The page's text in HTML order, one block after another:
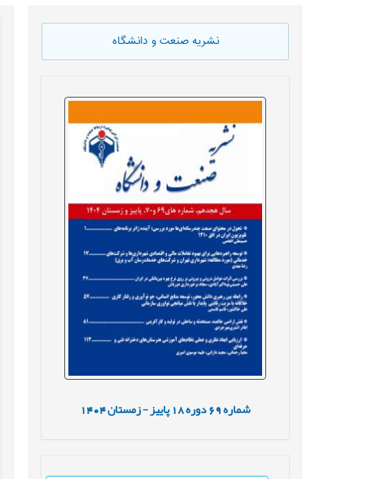
نشریه صنعت و دانشگاه
شماره دوره پاییز - زمستان1404